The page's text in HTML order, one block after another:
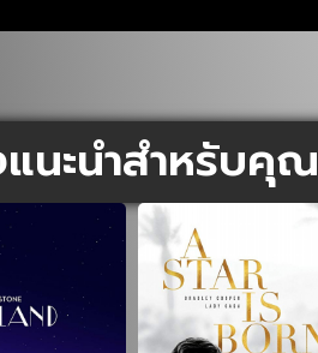
นะนำสำหรับคุณ